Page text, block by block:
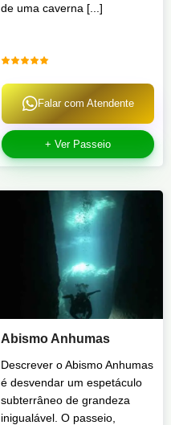
de uma caverna [...]
Falar com Atendente
+ Ver Passeio
Abismo Anhumas
Descrever o Abismo Anhumas
é desvendar um espetáculo
subterrâneo de grandeza
inigualável. O passeio,